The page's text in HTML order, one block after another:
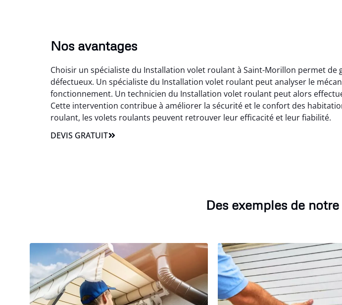
Nos avantages
Choisir un spécialiste du Installation volet roulant à Saint-Morillon permet
défectueux. Un spécialiste du Installation volet roulant peut analyser le
fonctionnement. Un technicien du Installation volet roulant peut alors
Cette intervention contribue à améliorer la sécurité et le confort des
roulant, les volets roulants peuvent retrouver leur efficacité et leur fiabilité.
DEVIS GRATUIT
Des exemples de